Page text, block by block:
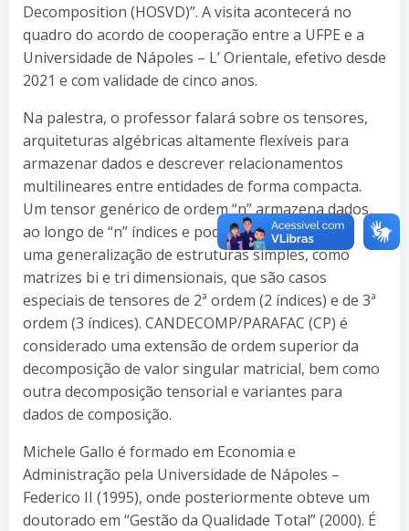
Decomposition (HOSVD)”. A visita acontecerá no
quadro do acordo de cooperação entre a UFPE e a
Universidade de Nápoles – L’ Orientale, efetivo desde
2021 e com validade de cinco anos.
Na palestra, o professor falará sobre os tensores,
arquiteturas algébricas altamente flexíveis para
armazenar dados e descrever relacionamentos
multilineares entre entidades de forma compacta.
Um tensor genérico de ordem “n” armazena dados
ao longo de “n” índices e pode ser descrito como
uma generalização de estruturas simples, como
matrizes bi e tri dimensionais, que são casos
especiais de tensores de 2ª ordem (2 índices) e de 3ª
ordem (3 índices). CANDECOMP/PARAFAC (CP) é
considerado uma extensão de ordem superior da
decomposição de valor singular matricial, bem como
outra decomposição tensorial e variantes para
dados de composição.
Michele Gallo é formado em Economia e
Administração pela Universidade de Nápoles –
Federico II (1995), onde posteriormente obteve um
doutorado em “Gestão da Qualidade Total” (2000). É